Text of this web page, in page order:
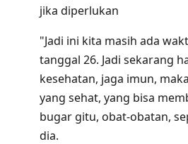
jika diperlukan
"Jadi ini kita masih ada
tanggal 26. Jadi sekarang
kesehatan, jaga imun,
yang sehat, yang bisa
bugar gitu, obat-obatan,
dia.